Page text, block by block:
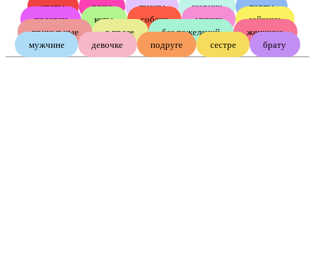
цветы розы пионы шарики
торты
подарки
коты собаки мишки
зайчики
прикольные
в прозе без пожеланий
женщине
мужчине
девочке подруге сестре брату